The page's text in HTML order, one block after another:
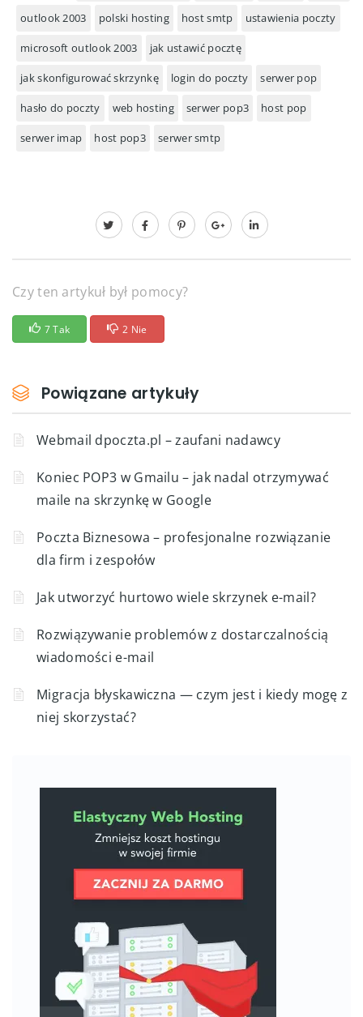
outlook 2003 polski hosting host smtp ustawienia poczty
microsoft outlook 2003 jak ustawić pocztę
jak skonfigurować skrzynkę login do poczty serwer pop
hasło do poczty web hosting serwer pop3 host pop
serwer imap host pop3 serwer smtp
Czy ten artykuł był pomocy?
7 Tak 2 Nie
Powiązane artykuły
Webmail dpoczta.pl – zaufani nadawcy
Koniec POP3 w Gmailu – jak nadal otrzymywać
maile na skrzynkę w Google
Poczta Biznesowa – profesjonalne rozwiązanie
dla firm i zespołów
Jak utworzyć hurtowo wiele skrzynek e-mail?
Rozwiązywanie problemów z dostarczalnością
wiadomości e-mail
Migracja błyskawiczna — czym jest i kiedy mogę z
niej skorzystać?